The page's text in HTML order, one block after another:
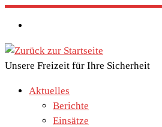
Zum
Inhalt
springen
Unsere Freizeit für Ihre Sicherheit
Aktuelles
Berichte
Einsätze